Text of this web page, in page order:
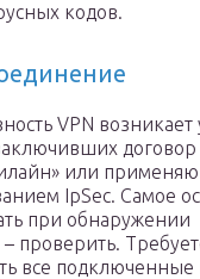
кодов.
VPN возникает
договор
или
IpSec. Самое
при обнаружении
проверить.
все подключенные